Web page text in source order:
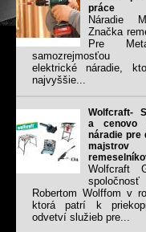
práce
Náradie
Značka
Pre
samozrejmosťou
elektrické náradie,
najvyššie...
Wolfcraft-
a cenovo
náradie pre
Wolfcraft
spoločnosť
Robertom Wolffom v
ktorá patrí k
odvetví služieb pre...